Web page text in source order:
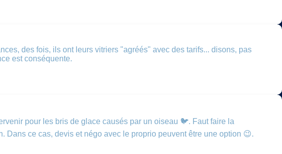
des fois, ils ont leurs vitriers "agréés" avec des tarifs... disons, pas
est conséquente.
pour les bris de glace causés par un oiseau 🐦. Faut faire la
ce cas, devis et négo avec le proprio peuvent être une option 😉.